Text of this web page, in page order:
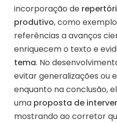
incorporação de
produtivo, como
referências a avanços
enriquecem o texto e
tema. No
evitar generalizações ou
enquanto na conclusão,
uma proposta de
mostrando ao corretor